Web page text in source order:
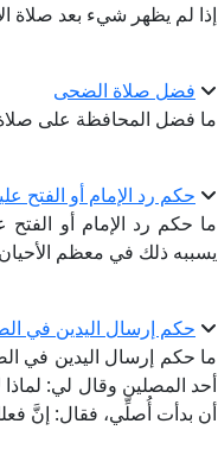
إذا لم يظهر شيء بعد صلاة
فضل صلاة الضحى
ما فضل المحافظة على
حكم رد الإمام أو الفتح
ما حكم رد الإمام أو
يسببه ذلك في معظم
حكم إرسال اليدين في
ما حكم إرسال اليدين في
أحد المصلين وقال لي: لماذا
أن بدأت أُصلِّي، فقال: إنَّ